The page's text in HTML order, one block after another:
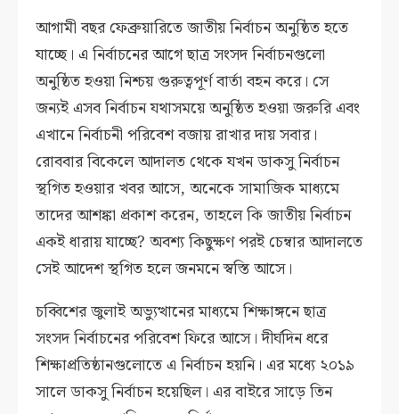
আগামী বছর ফেব্রুয়ারিতে জাতীয় নির্বাচন অনুষ্ঠিত হতে
যাচ্ছে। এ নির্বাচনের আগে ছাত্র সংসদ নির্বাচনগুলো
অনুষ্ঠিত হওয়া নিশ্চয় গুরুত্বপূর্ণ বার্তা বহন করে। সে
জন্যই এসব নির্বাচন যথাসময়ে অনুষ্ঠিত হওয়া জরুরি এবং
এখানে নির্বাচনী পরিবেশ বজায় রাখার দায় সবার।
রোববার বিকেলে আদালত থেকে যখন ডাকসু নির্বাচন
স্থগিত হওয়ার খবর আসে, অনেকে সামাজিক মাধ্যমে
তাদের আশঙ্কা প্রকাশ করেন, তাহলে কি জাতীয় নির্বাচন
একই ধারায় যাচ্ছে? অবশ্য কিছুক্ষণ পরই চেম্বার আদালতে
সেই আদেশ স্থগিত হলে জনমনে স্বস্তি আসে।
চব্বিশের জুলাই অভ্যুত্থানের মাধ্যমে শিক্ষাঙ্গনে ছাত্র
সংসদ নির্বাচনের পরিবেশ ফিরে আসে। দীর্ঘদিন ধরে
শিক্ষাপ্রতিষ্ঠানগুলোতে এ নির্বাচন হয়নি। এর মধ্যে ২০১৯
সালে ডাকসু নির্বাচন হয়েছিল। এর বাইরে সাড়ে তিন